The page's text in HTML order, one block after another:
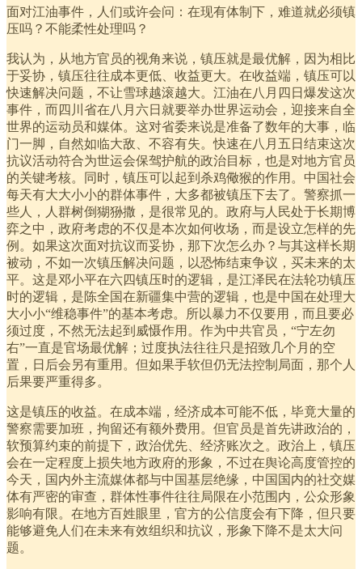
面对江油事件，人们或许会问：在现有体制下，难道就必须镇
压吗？不能柔性处理吗？
我认为，从地方官员的视角来说，镇压就是最优解，因为相比
于妥协，镇压往往成本更低、收益更大。在收益端，镇压可以
快速解决问题，不让雪球越滚越大。江油在八月四日爆发这次
事件，而四川省在八月六日就要举办世界运动会，迎接来自全
世界的运动员和媒体。这对省委来说是准备了数年的大事，临
门一脚，自然如临大敌、不容有失。快速在八月五日结束这次
抗议活动符合为世运会保驾护航的政治目标，也是对地方官员
的关键考核。同时，镇压可以起到杀鸡儆猴的作用。中国社会
每天有大大小小的群体事件，大多都被镇压下去了。警察抓一
些人，人群树倒猢狲撒，是很常见的。政府与人民处于长期博
弈之中，政府考虑的不仅是本次如何收场，而是设立怎样的先
例。如果这次面对抗议而妥协，那下次怎么办？与其这样长期
被动，不如一次镇压解决问题，以恐怖结束争议，买未来的太
平。这是邓小平在六四镇压时的逻辑，是江泽民在法轮功镇压
时的逻辑，是陈全国在新疆集中营的逻辑，也是中国在处理大
大小小“维稳事件”的基本考虑。所以暴力不仅要用，而且要必
须过度，不然无法起到威慑作用。作为中共官员，“宁左勿
右”一直是官场最优解；过度执法往往只是招致几个月的空
置，日后会另有重用。但如果手软但仍无法控制局面，那个人
后果要严重得多。
这是镇压的收益。在成本端，经济成本可能不低，毕竟大量的
警察需要加班，拘留还有额外费用。但官员是首先讲政治的，
软预算约束的前提下，政治优先、经济账次之。政治上，镇压
会在一定程度上损失地方政府的形象，不过在舆论高度管控的
今天，国内外主流媒体都与中国基层绝缘，中国国内的社交媒
体有严密的审查，群体性事件往往局限在小范围内，公众形象
影响有限。在地方百姓眼里，官方的公信度会有下降，但只要
能够避免人们在未来有效组织和抗议，形象下降不是太大问
题。